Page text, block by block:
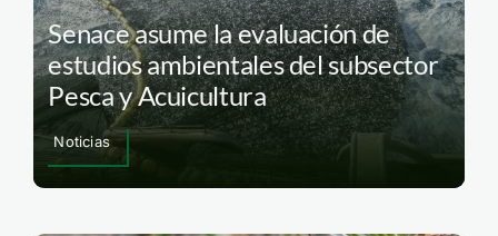
Senace asume la evaluación de
estudios ambientales del subsector
Pesca y Acuicultura
Noticias